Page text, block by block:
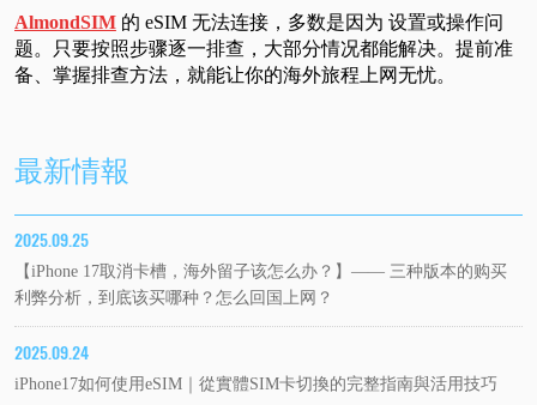
AlmondSIM的 eSIM 无法连接，多数是因为 设置或操作问
题。只要按照步骤逐一排查，大部分情况都能解决。提前准
备、掌握排查方法，就能让你的海外旅程上网无忧。
最新情報
2025.09.25
【iPhone 17取消卡槽，海外留子该怎么办？】—— 三种版本的购买
利弊分析，到底该买哪种？怎么回国上网？
2025.09.24
iPhone17如何使用eSIM｜從實體SIM卡切換的完整指南與活用技巧